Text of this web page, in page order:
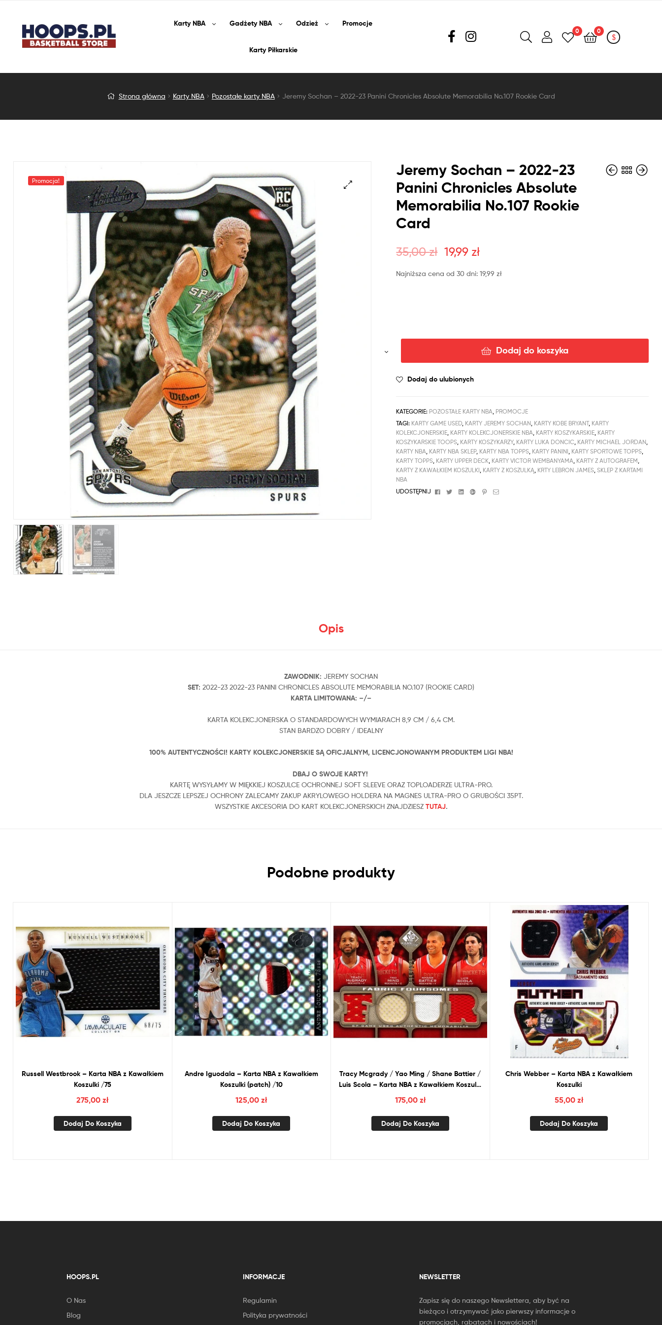
KartyNBA GadżetyNBA Odzież Promocje
Karty Piłkarskie
0 0
$
Sochan
23
Chronicles
Absolute
Memorabilia
Strona główna Karty NBA Pozostałe karty NBA Jeremy Sochan – 2022-23 Panini Chronicles Absolute Memorabilia No.107 Rookie Card
Promocja!
Jeremy Sochan – 2022-23
Panini Chronicles Absolute
Memorabilia No.107 Rookie
Card
35,00zł 19,99 zł
Najniższa cena od 30 dni:19,99zł
Dodaj do koszyka
Dodaj do ulubionych
KATEGORIE: POZOSTAŁE KARTY NBA, PROMOCJE
TAGI: KARTY GAME USED, KARTY JEREMY SOCHAN, KARTY KOBE BRYANT, KARTY
KOLEKCJONERSKIE, KARTY KOLEKCJONERSKIE NBA, KARTY KOSZYKARSKIE, KARTY
KOSZYKARSKIE TOOPS, KARTY KOSZYKARZY, KARTY LUKA DONCIC, KARTY MICHAEL JORDAN,
KARTY NBA, KARTY NBA SKLEP, KARTY NBA TOPPS, KARTY PANINI, KARTY SPORTOWE TOPPS,
KARTY TOPPS, KARTY UPPER DECK, KARTY VICTOR WEMBANYAMA, KARTY Z AUTOGRAFEM,
KARTY Z KAWAŁKIEM KOSZULKI, KARTY Z KOSZULKĄ, KRTY LEBRON JAMES,SKLEP Z KARTAMI
NBA
UDOSTĘPNIJ
FacebookTwitterLinkedinGoogle+Pinterest
Email
Opis
ZAWODNIK: JEREMY SOCHAN
SET: 2022-23 2022-23 PANINI CHRONICLES ABSOLUTE MEMORABILIA NO.107 (ROOKIE CARD)
KARTA LIMITOWANA: –/–
KARTA KOLEKCJONERSKA O STANDARDOWYCH WYMIARACH 8,9 CM / 6,4 CM.
STAN BARDZO DOBRY / IDEALNY
100% AUTENTYCZNOŚCI! KARTY KOLEKCJONERSKIE SĄ OFICJALNYM, LICENCJONOWANYM PRODUKTEM LIGI NBA!
DBAJ O SWOJE KARTY!
KARTĘ WYSYŁAMY W MIĘKKIEJ KOSZULCE OCHRONNEJ SOFT SLEEVE ORAZ TOPLOADERZE ULTRA-PRO.
DLA JESZCZE LEPSZEJ OCHRONY ZALECAMY ZAKUP AKRYLOWEGO HOLDERA NA MAGNES ULTRA-PRO O GRUBOŚCI 35PT.
WSZYSTKIE AKCESORIA DO KART KOLEKCJONERSKICH ZNAJDZIESZ TUTAJ.
Podobne produkty
Russell Westbrook – Karta NBA zKawałkiem
Koszulki /75
275,00zł
Dodaj Do Koszyka
Andre Iguodala – Karta NBA zKawałkiem
Koszulki (patch) /10
125,00zł
Dodaj Do Koszyka
Tracy Mcgrady / Yao Ming / Shane Battier /
Luis Scola – KartaNBA z Kawałkiem Koszulki
/125
175,00 zł
Dodaj Do Koszyka
Chris Webber – KartaNBA z Kawałkiem
Koszulki
55,00zł
Dodaj Do Koszyka
HOOPS.PL
O Nas
Blog
INFORMACJE
Regulamin
Polityka prywatności
NEWSLETTER
Zapisz się do naszego Newslettera, aby być na
bieżąco i otrzymywać jako pierwszy informacje o
promocjach, rabatach i nowościach!